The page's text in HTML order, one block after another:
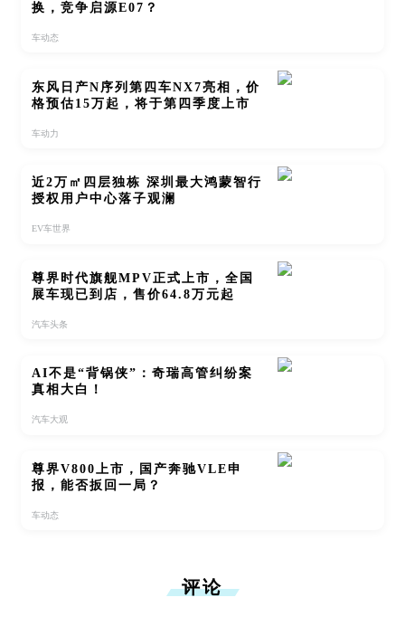
换，竞争启源E07？
车动态
东风日产N序列第四车NX7亮相，价
格预估15万起，将于第四季度上市
车动力
近2万㎡四层独栋 深圳最大鸿蒙智行
授权用户中心落子观澜
EV车世界
尊界时代旗舰MPV正式上市，全国
展车现已到店，售价64.8万元起
汽车头条
AI不是“背锅侠”：奇瑞高管纠纷案
真相大白！
汽车大观
尊界V800上市，国产奔驰VLE申
报，能否扳回一局？
车动态
评论